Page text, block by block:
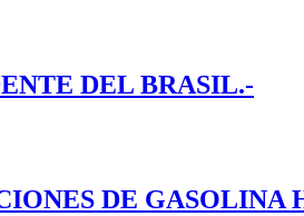
DEL BRASIL.-
DE GASOLINA